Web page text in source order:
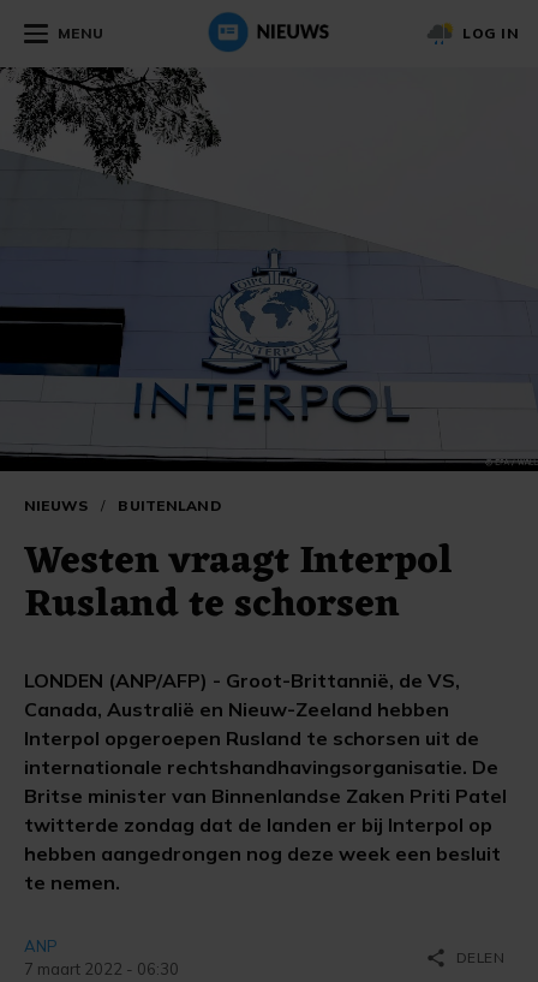
MENU LOG IN
NIEUWS / BUITENLAND
Westen vraagt Interpol
Rusland te schorsen
LONDEN (ANP/AFP) - Groot-Brittannië, de VS,
Canada, Australië en Nieuw-Zeeland hebben
Interpol opgeroepen Rusland te schorsen uit de
internationale rechtshandhavingsorganisatie. De
Britse minister van Binnenlandse Zaken Priti Patel
twitterde zondag dat de landen er bij Interpol op
hebben aangedrongen nog deze week een besluit
te nemen.
ANP
7 maart 2022 - 06:30
share DELEN